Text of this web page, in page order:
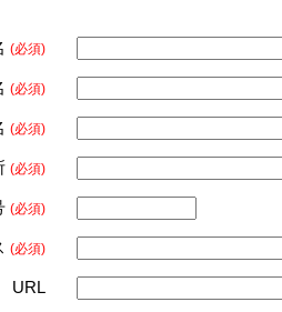
(必須)
(必須)
(必須)
(必須)
(必須)
(必須)
URL